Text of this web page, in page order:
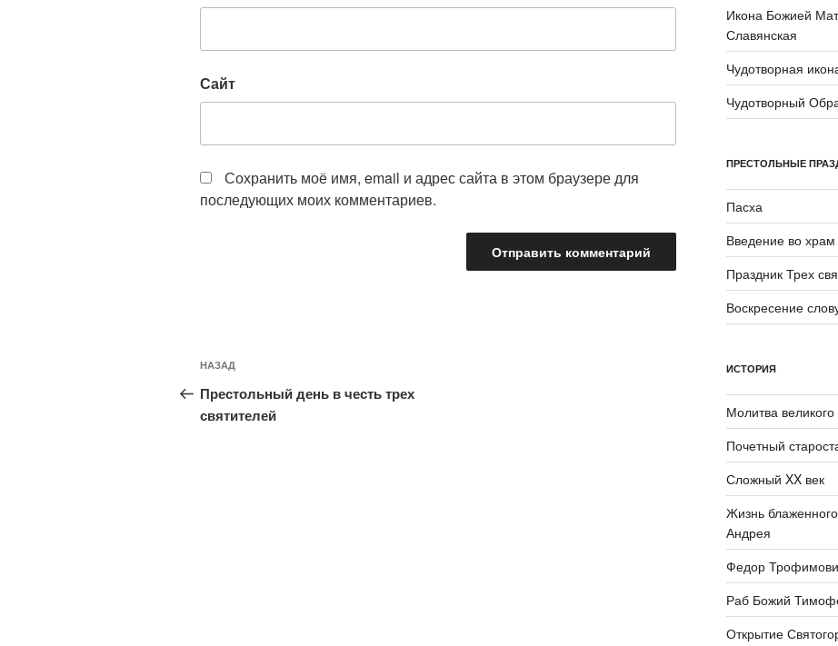
Сайт
Сохранить моё имя, email и адрес сайта в этом браузере для
последующих моих комментариев.
Навигация
по
записям
Предыдущая
запись:
НАЗАД
Престольный день в честь трех
святителей
Икона Божией
Славянская
Чудотворная
Чудотворный
ПРЕСТОЛЬНЫЕ
Пасха
Введение во
Праздник Трех
Воскресение
ИСТОРИЯ
Молитва
Почетный
Сложный XX век
Жизнь
Андрея
Федор
Раб Божий
Открытие